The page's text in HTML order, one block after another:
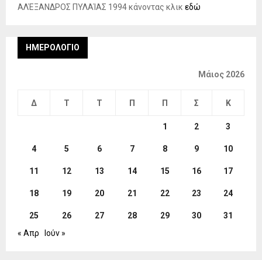
ΑΛΈΞΑΝΔΡΟΣ ΠΥΛΑΊΑΣ 1994 κάνοντας κλικ εδώ
ΗΜΕΡΟΛΌΓΙΟ
Μάιος 2026
Δ Τ Τ Π Π Σ Κ
1 2 3
4 5 6 7 8 9 10
11 12 13 14 15 16 17
18 19 20 21 22 23 24
25 26 27 28 29 30
31
« Απρ
Ιούν »